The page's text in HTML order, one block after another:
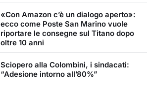
«Con Amazon c’è un dialogo aperto»:
ecco come Poste San Marino vuole
riportare le consegne sul Titano dopo
oltre 10 anni
Sciopero alla Colombini, i sindacati:
“Adesione intorno all’80%”